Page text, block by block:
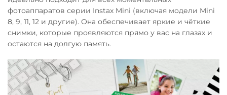
фотоаппаратов серии Instax Mini (включая модели Mini
8, 9, 11, 12 и другие). Она обеспечивает яркие и чёткие
снимки, которые проявляются прямо у вас на глазах и
остаются на долгую память.